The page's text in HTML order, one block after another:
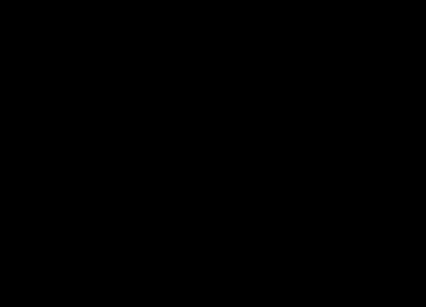
YAHWEH
TITO